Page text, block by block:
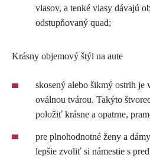
vlasov, a tenké vlasy dávajú
odstupňovaný quad;
Krásny objemový štýl na aute
skosený alebo šikmý ostrih je
oválnou tvárou. Takýto
položiť krásne a opatrne,
pre plnohodnotné ženy a
lepšie zvoliť si námestie s